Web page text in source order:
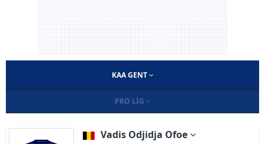
KAA GENT
PRO LIG
Vadis Odjidja Ofoe